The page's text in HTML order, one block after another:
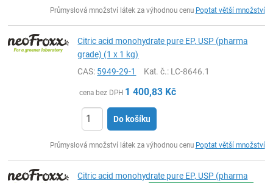
Průmyslová množství látek za výhodnou cenu Poptat větší množství
Citric acid monohydrate pure EP, USP (pharma
grade) (1 x 1 kg)
CAS: 5949-29-1 Kat. č.: LC-8646.1
cena bez DPH 1 400,83 Kč
Do košíku
Průmyslová množství látek za výhodnou cenu Poptat větší množství
Citric acid monohydrate pure EP, USP (pharma